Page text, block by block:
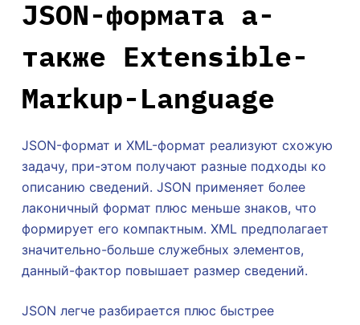
JSON-формата а-
также Extensible-
Markup-Language
JSON-формат и XML-формат реализуют схожую
задачу, при-этом получают разные подходы ко
описанию сведений. JSON применяет более
лаконичный формат плюс меньше знаков, что
формирует его компактным. XML предполагает
значительно-больше служебных элементов,
данный-фактор повышает размер сведений.
JSON легче разбирается плюс быстрее